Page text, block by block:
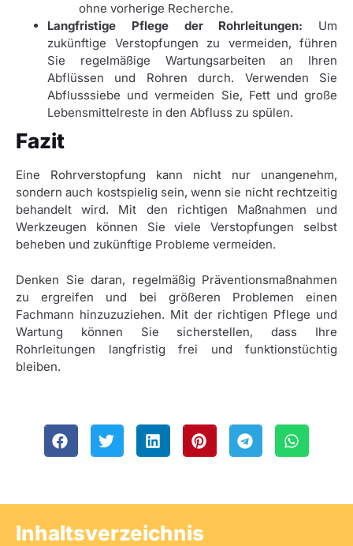
ohne vorherige Recherche.
Langfristige Pflege der Rohrleitungen: Um
zukünftige Verstopfungen zu vermeiden, führen
Sie regelmäßige Wartungsarbeiten an Ihren
Abflüssen und Rohren durch. Verwenden Sie
Abflusssiebe und vermeiden Sie, Fett und große
Lebensmittelreste in den Abfluss zu spülen.
Fazit
Eine Rohrverstopfung kann nicht nur unangenehm,
sondern auch kostspielig sein, wenn sie nicht rechtzeitig
behandelt wird. Mit den richtigen Maßnahmen und
Werkzeugen können Sie viele Verstopfungen selbst
beheben und zukünftige Probleme vermeiden.
Denken Sie daran, regelmäßig Präventionsmaßnahmen
zu ergreifen und bei größeren Problemen einen
Fachmann hinzuzuziehen. Mit der richtigen Pflege und
Wartung können Sie sicherstellen, dass Ihre
Rohrleitungen langfristig frei und funktionstüchtig
bleiben.
Inhaltsverzeichnis